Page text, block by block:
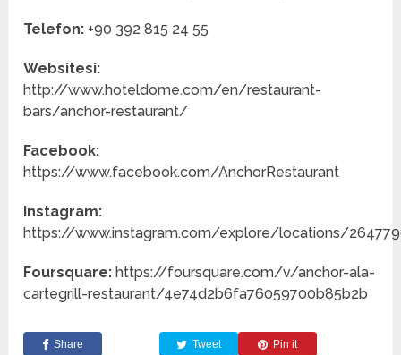
Telefon: +90 392 815 24 55
Websitesi:
http://www.hoteldome.com/en/restaurant-
bars/anchor-restaurant/
Facebook:
https://www.facebook.com/AnchorRestaurant
Instagram:
https://www.instagram.com/explore/locations/
Foursquare: https://foursquare.com/v/anchor-ala-
cartegrill-restaurant/4e74d2b6fa76059700b85b2b
Share Tweet Pin it